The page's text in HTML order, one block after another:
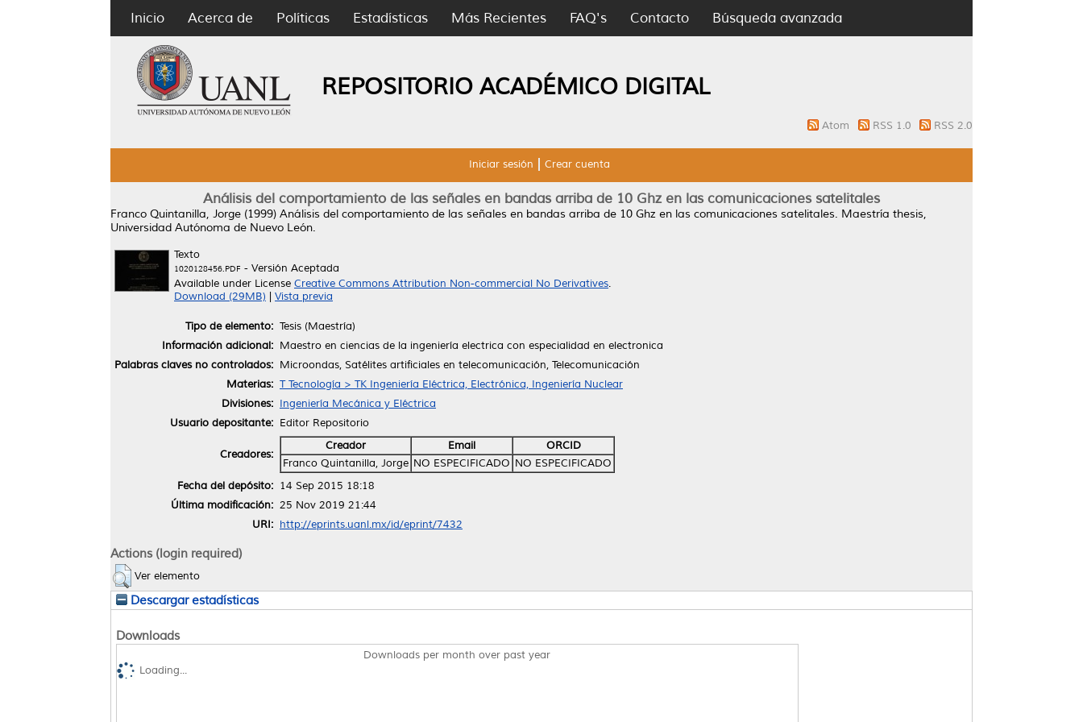
Inicio Acerca de Políticas Estadísticas Más Recientes FAQ's Contacto Búsqueda avanzada
REPOSITORIO ACADÉMICO DIGITAL
Atom RSS 1.0 RSS 2.0
Iniciar sesión Crear cuenta
Análisis del comportamiento de las señales en bandas arriba de 10 Ghz en las comunicaciones satelitales
Franco Quintanilla, Jorge (1999) Análisis del comportamiento de las señales en bandas arriba de 10 Ghz en las comunicaciones satelitales. Maestría thesis,
Universidad Autónoma de Nuevo León.
Texto
1020128456.PDF - Versión Aceptada
Available under License Creative Commons Attribution Non-commercial No Derivatives.
Download (29MB)
Vista previa
Tipo de elemento: Tesis (Maestría)
Información adicional: Maestro en ciencias de la ingeniería electrica con especialidad en electronica
Palabras claves no controlados: Microondas, Satélites artificiales en telecomunicación, Telecomunicación
Materias: T Tecnología > TK Ingeniería Eléctrica, Electrónica, Ingeniería Nuclear
Divisiones: Ingeniería Mecánica y Eléctrica
Usuario depositante: Editor Repositorio
Creadores:
Creador Email
ORCID
Franco Quintanilla, Jorge NO ESPECIFICADO NO ESPECIFICADO
Fecha del depósito: 14 Sep 2015 18:18
Última modificación: 25 Nov 2019 21:44
URI: http://eprints.uanl.mx/id/eprint/7432
Actions (login required)
Ver elemento
Descargar estadísticas
Downloads
Downloads per month over past year
Loading...